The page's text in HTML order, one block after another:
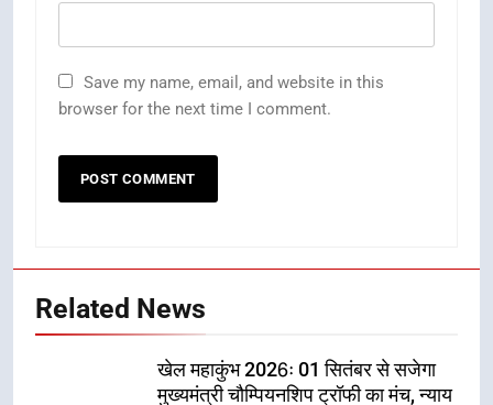
Save my name, email, and website in this
browser for the next time I comment.
Related News
खेल महाकुंभ 2026ः 01 सितंबर से सजेगा
मुख्यमंत्री चौम्पियनशिप ट्रॉफी का मंच, न्याय